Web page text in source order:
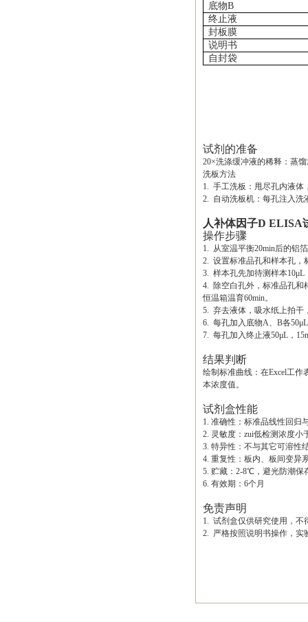
底物B
终止液
封板膜
说明书
自封袋
试剂的准备
20×洗涤缓冲液的稀释：蒸
洗板方法
1. 手工洗板：甩尽孔内液体
2. 自动洗板机：每孔注入洗
人补体因子D ELISA
操作步骤
1. 从室温平衡20min后的铝
2. 设置标准品孔和样本孔，
3. 样本孔先加待测样本10μL
4. 除空白孔外，标准品孔和
恒温箱温育60min。
5. 弃去液体，吸水纸上拍干
6. 每孔加入底物A、B各
7. 每孔加入终止液50μL，
结果判断
绘制标准曲线：在Excel工
本浓度值。
试剂盒性能
1. 准确性：标准品线性回归
2. 灵敏度：zui低检测浓度小
3. 特异性：不与其它可溶性
4. 重复性：板内、板间变异
5. 贮藏：2-8℃，避光防潮保
6. 有效期：6个月
免责声明
1. 试剂盒仅供研究使用，不
2. 严格按照说明书操作，实